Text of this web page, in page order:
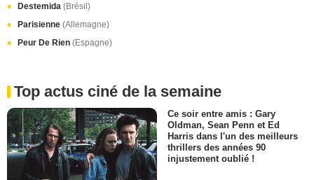
Destemida (Brésil)
Parisienne (Allemagne)
Peur De Rien (Espagne)
Top actus ciné de la semaine
Ce soir entre amis : Gary
Oldman, Sean Penn et Ed
Harris dans l'un des meilleurs
thrillers des années 90
injustement oublié !